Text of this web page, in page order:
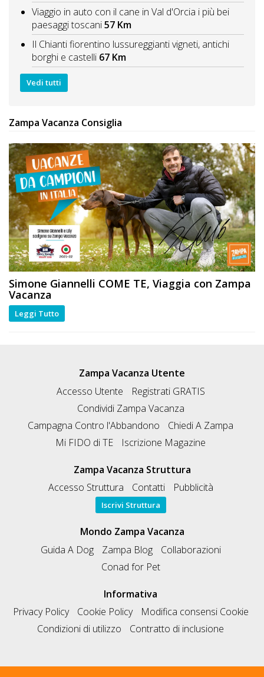
Viaggio in auto con il cane in Val d'Orcia i più bei
paesaggi toscani57 Km
Il Chianti fiorentino lussureggianti vigneti, antichi
borghi e castelli 67 Km
Vedi tutti
Zampa Vacanza Consiglia
Simone Giannelli COME TE, Viaggia con Zampa
Vacanza
Leggi Tutto
Zampa Vacanza Utente
Accesso Utente
Registrati GRATIS
Condividi Zampa Vacanza
Campagna Contro l'Abbandono
Chiedi A Zampa
Mi FIDO di TE
Iscrizione Magazine
Zampa Vacanza Struttura
Accesso Struttura
Contatti Pubblicità
Iscrivi Struttura
Mondo Zampa Vacanza
Guida A Dog
Zampa Blog
Collaborazioni
Conad for Pet
Informativa
Privacy Policy
Cookie Policy
Modifica consensi Cookie
Condizioni di utilizzo
Contratto di inclusione